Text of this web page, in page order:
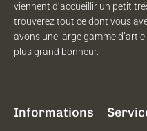
viennent d’accueillir un petit
trouverez tout ce dont vous
avons une large gamme
plus grand bonheur.
Informations